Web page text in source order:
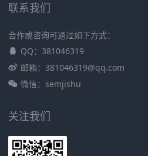
联系我们
合作或咨询可通过如下方式：
QQ：381046319
邮箱：381046319@qq.com
微信：semjishu
关注我们